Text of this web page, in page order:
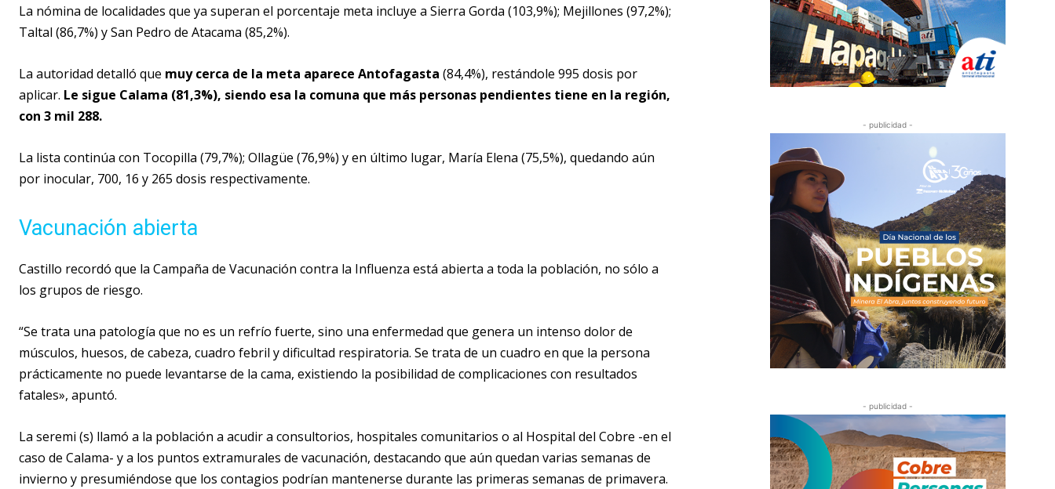
La nómina de localidades que ya superan el porcentaje meta incluye a Sierra Gorda (103,9%); Mejillones (97,2%);
Taltal (86,7%) y San Pedro de Atacama (85,2%).
La autoridad detalló que muy cerca de la meta aparece Antofagasta (84,4%), restándole 995 dosis por
aplicar. Le sigue Calama (81,3%), siendo esa la comuna que más personas pendientes tiene en la región,
con 3 mil 288.
La lista continúa con Tocopilla (79,7%); Ollagüe (76,9%) y en último lugar, María Elena (75,5%), quedando aún
por inocular, 700, 16 y 265 dosis respectivamente.
Vacunación abierta
Castillo recordó que la Campaña de Vacunación contra la Influenza está abierta a toda la población, no sólo a
los grupos de riesgo.
“Se trata una patología que no es un refrío fuerte, sino una enfermedad que genera un intenso dolor de
músculos, huesos, de cabeza, cuadro febril y dificultad respiratoria. Se trata de un cuadro en que la persona
prácticamente no puede levantarse de la cama, existiendo la posibilidad de complicaciones con resultados
fatales», apuntó.
La seremi (s) llamó a la población a acudir a consultorios, hospitales comunitarios o al Hospital del Cobre -en el
caso de Calama- y a los puntos extramurales de vacunación, destacando que aún quedan varias semanas de
invierno y presumiéndose que los contagios podrían mantenerse durante las primeras semanas de primavera.
- publicidad -
- publicidad -